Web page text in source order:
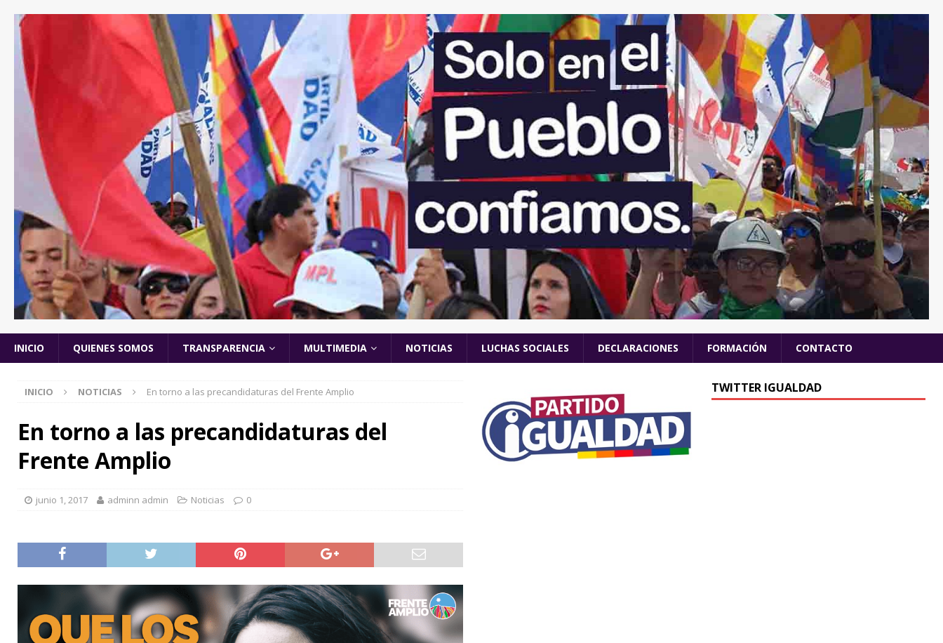
INICIO QUIENES SOMOS TRANSPARENCIA MULTIMEDIA NOTICIAS LUCHAS SOCIALES DECLARACIONES FORMACIÓN CONTACTO
INICIO NOTICIAS En torno a las precandidaturas del Frente Amplio
En torno a las precandidaturas del
Frente Amplio
junio 1, 2017 adminn admin Noticias 0
TWITTER IGUALDAD